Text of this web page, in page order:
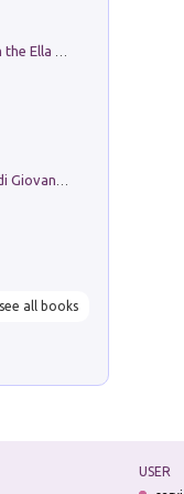
see all books
USER